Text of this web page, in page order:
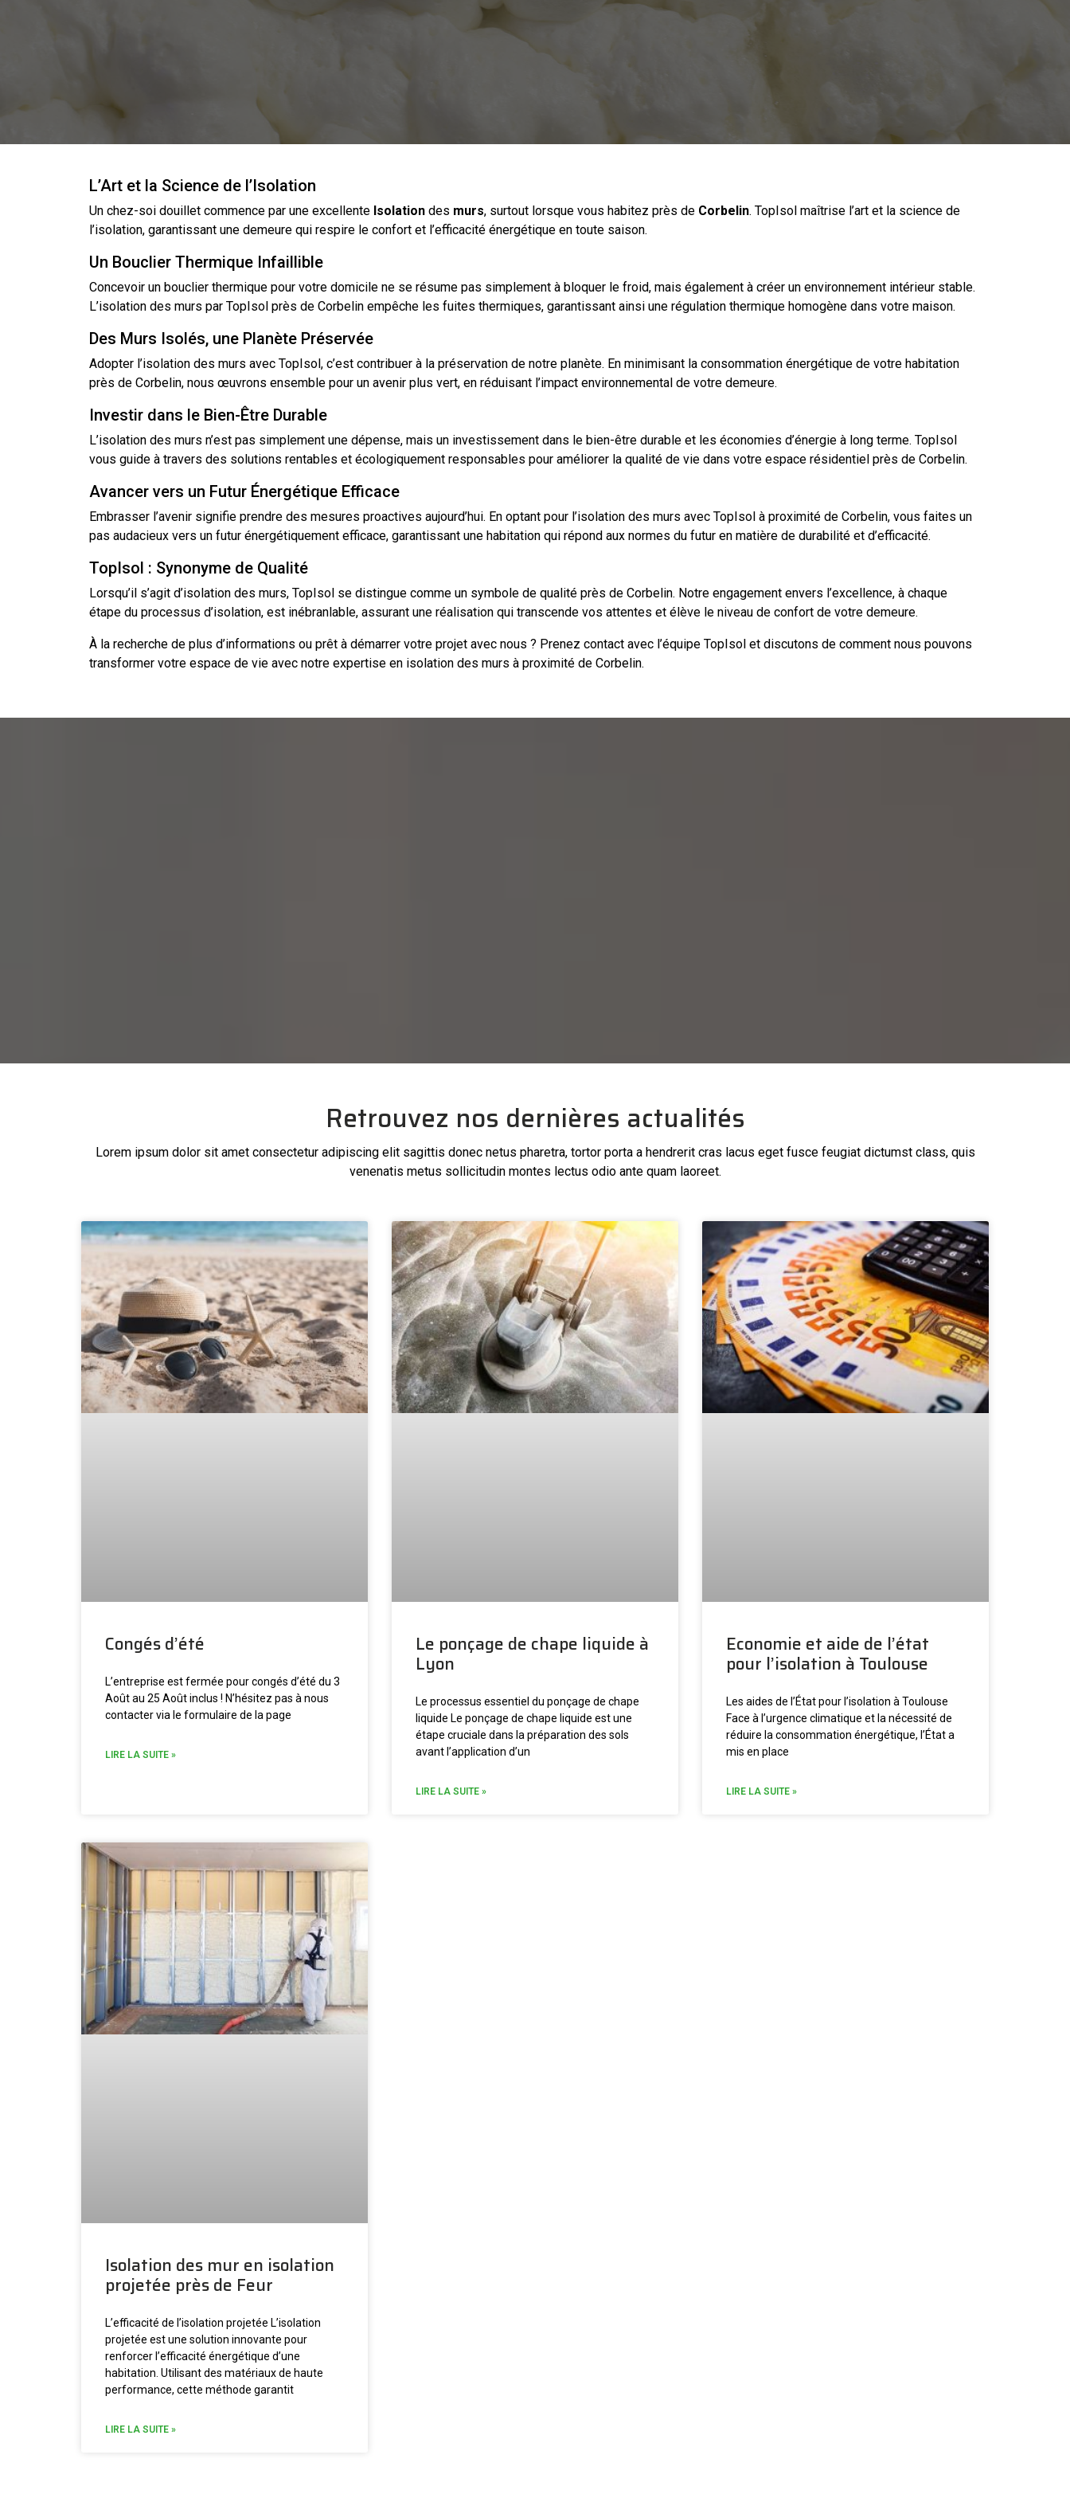
L’Art et la Science de l’Isolation
Un chez-soi douillet commence par une excellente Isolation des murs, surtout lorsque vous habitez près de Corbelin. TopIsol maîtrise l’art et la science de
l’isolation, garantissant une demeure qui respire le confort et l’efficacité énergétique en toute saison.
Un Bouclier Thermique Infaillible
Concevoir un bouclier thermique pour votre domicile ne se résume pas simplement à bloquer le froid, mais également à créer un environnement intérieur stable.
L’isolation des murs par TopIsol près de Corbelin empêche les fuites thermiques, garantissant ainsi une régulation thermique homogène dans votre maison.
Des Murs Isolés, une Planète Préservée
Adopter l’isolation des murs avec TopIsol, c’est contribuer à la préservation de notre planète. En minimisant la consommation énergétique de votre habitation
près de Corbelin, nous œuvrons ensemble pour un avenir plus vert, en réduisant l’impact environnemental de votre demeure.
Investir dans le Bien-Être Durable
L’isolation des murs n’est pas simplement une dépense, mais un investissement dans le bien-être durable et les économies d’énergie à long terme. TopIsol
vous guide à travers des solutions rentables et écologiquement responsables pour améliorer la qualité de vie dans votre espace résidentiel près de Corbelin.
Avancer vers un Futur Énergétique Efficace
Embrasser l’avenir signifie prendre des mesures proactives aujourd’hui. En optant pour l’isolation des murs avec TopIsol à proximité de Corbelin, vous faites un
pas audacieux vers un futur énergétiquement efficace, garantissant une habitation qui répond aux normes du futur en matière de durabilité et d’efficacité.
TopIsol : Synonyme de Qualité
Lorsqu’il s’agit d’isolation des murs, TopIsol se distingue comme un symbole de qualité près de Corbelin. Notre engagement envers l’excellence, à chaque
étape du processus d’isolation, est inébranlable, assurant une réalisation qui transcende vos attentes et élève le niveau de confort de votre demeure.
À la recherche de plus d’informations ou prêt à démarrer votre projet avec nous ? Prenez contact avec l’équipe TopIsol et discutons de comment nous pouvons
transformer votre espace de vie avec notre expertise en isolation des murs à proximité de Corbelin.
Retrouvez nos dernières actualités
Lorem ipsum dolor sit amet consectetur adipiscing elit sagittis donec netus pharetra, tortor porta a hendrerit cras lacus eget fusce feugiat dictumst class, quis
venenatis metus sollicitudin montes lectus odio ante quam laoreet.
Congés d’été
L’entreprise est fermée pour congés d’été du 3
Août au 25 Août inclus ! N’hésitez pas à nous
contacter via le formulaire de la page
LIRE LA SUITE »
Le ponçage de chape liquide à
Lyon
Le processus essentiel du ponçage de chape
liquide Le ponçage de chape liquide est une
étape cruciale dans la préparation des sols
avant l’application d’un
LIRE LA SUITE »
Economie et aide de l’état
pour l’isolation à Toulouse
Les aides de l’État pour l’isolation à Toulouse
Face à l’urgence climatique et la nécessité de
réduire la consommation énergétique, l’État a
mis en place
LIRE LA SUITE »
Isolation des mur en isolation
projetée près de Feur
L’efficacité de l’isolation projetée L’isolation
projetée est une solution innovante pour
renforcer l’efficacité énergétique d’une
habitation. Utilisant des matériaux de haute
performance, cette méthode garantit
LIRE LA SUITE »